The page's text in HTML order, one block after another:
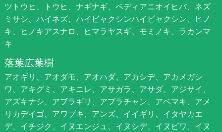
ツトウヒ、トウヒ、ナギナギ、ペディアニオイヒバ、ネズ
ミサシ、ハイネズ、ハイビャクシンハイビャクシン、ヒノ
キ、ヒノキアスナロ、ヒマラヤスギ、モミノキ、ラカンマ
キ
落葉広葉樹
アオギリ、アオダモ、アオハダ、アカシデ、アカメガシ
ワ、アキグミ、アキニレ、アサガラ、アサダ、アジサイ、
アズキナシ、アブラギリ、アブラチャン、アベマキ、アメ
リカデイゴ、アワブキ、アンズ、イイギリ、イタヤカエ
デ、イチジク、イヌエンジュ、イヌシデ、イヌビワ、イヌ